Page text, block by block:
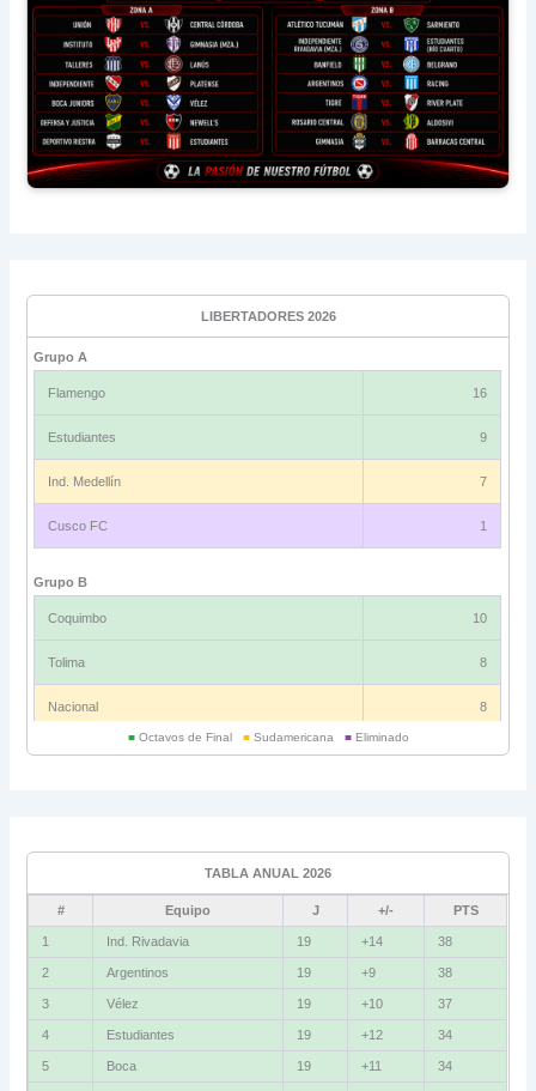
LIBERTADORES 2026
Grupo A
Flamengo 16
Estudiantes 9
Ind. Medellín 7
Cusco FC 1
Grupo B
Coquimbo 10
Tolima 8
Nacional 8
Bolívar 5
La Guaira
Grupo D
U. Católica
■Octavos de Final ■Sudamericana ■Eliminado
TABLA ANUAL 2026
# Equipo J +/- PTS
1 Ind. Rivadavia 19 +14 38
2 Argentinos 19 +9 38
3 Vélez 19 +10 37
4 Estudiantes 19 +12 34
5 Boca 19 +11 34